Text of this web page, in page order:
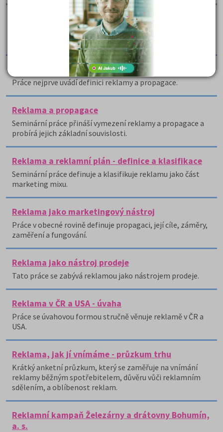
Reklama a její úskalí
Seminární práce do předmětu Odbyt výrobků a služeb
nejprve charakterizuje reklamu, jako způsob propagace.
Reklama a propagace
Práce nejprve uvádí definici reklamy a propagace.
Reklama a propagace
Seminární práce přináší vymezení reklamy a propagace a
probírá jejich základní souvislosti.
Reklama a reklamní plán - definice a klasifikace
Seminární práce definuje a klasifikuje reklamu jako část
marketing mixu.
Reklama jako marketingový nástroj
Práce v obecné rovině definuje propagaci, její cíle, záměry,
zaměření a fungování.
Reklama jako nástroj prodeje
Tato práce se zabývá reklamou jako nástrojem prodeje.
Reklama v ČR a USA - úvaha
Práce se úvahovou formou stručně věnuje reklamě v ČR a
USA.
Reklama, jak jí vnímáme - průzkum trhu
Krátký anketní průzkum, který se zaměřuje na vnímání
reklamy běžným spotřebitelem, důvěru vůči reklamním
sdělením, a oblíbenost reklam.
Reklamní kampaň Železárny a drátovny Bohumín,
a. s.